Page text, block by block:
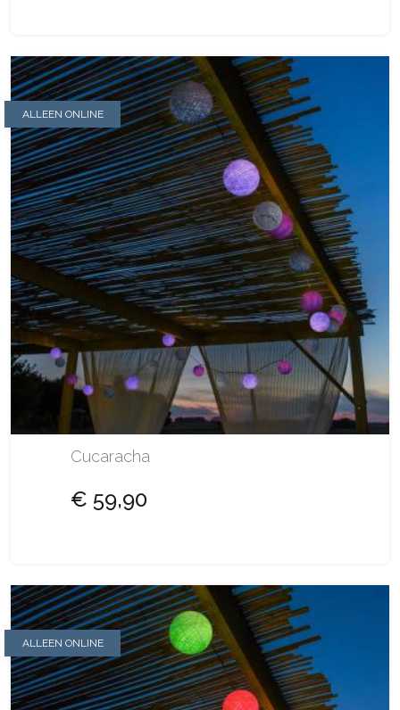
ALLEEN ONLINE
Cucaracha
€ 59,90
ALLEEN ONLINE